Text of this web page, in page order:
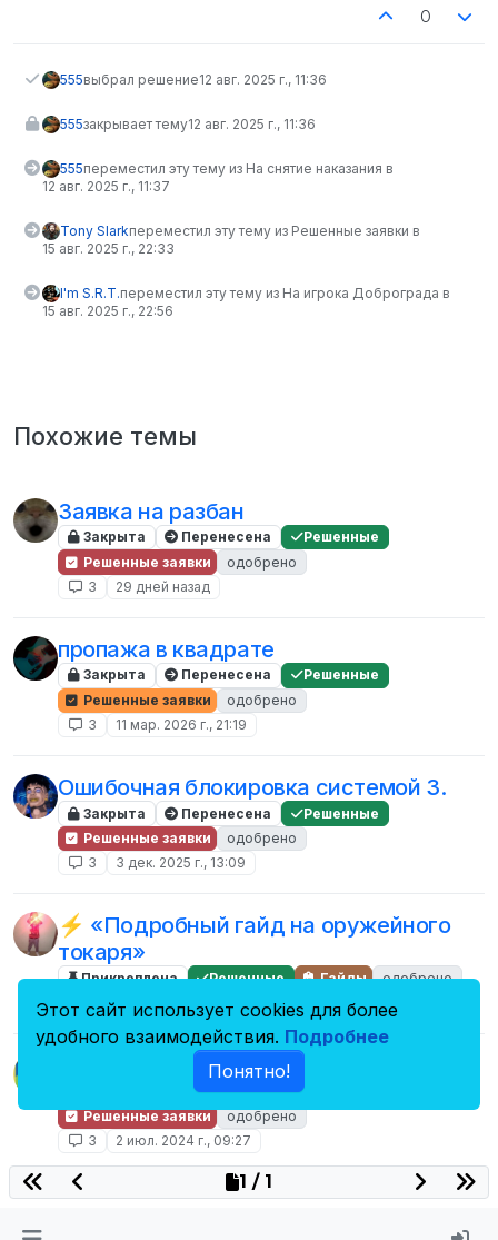
0
555выбрал решение12 авг. 2025 г., 11:36
555закрывает тему12 авг. 2025 г., 11:36
555переместил эту тему из На снятие наказания в
12 авг. 2025 г., 11:37
Tony Slarkпереместил эту тему из Решенные заявки в
15 авг. 2025 г., 22:33
I'm S.R.T.переместил эту тему из На игрока Доброграда в
15 авг. 2025 г., 22:56
Похожие темы
Заявка на разбан
Закрыта Перенесена
Решенные
Решенные заявки
одобрено
3
29 дней назад
пропажа в квадрате
Закрыта Перенесена
Решенные
Решенные заявки
одобрено
3
11 мар. 2026 г., 21:19
Ошибочная блокировка системой 3.
Закрыта Перенесена
Решенные
Решенные заявки
одобрено
3
3 дек. 2025 г., 13:09
⚡ «Подробный гайд на оружейного
токаря»
Прикреплена Решенные Гайды
одобрено
3
27 авг. 2025 г., 16:45
Заявка на разбан
Перенесена
Решенные
Решенные заявки
одобрено
3
2 июл. 2024 г., 09:27
1 / 1
Этот сайт использует cookies для более
удобного взаимодействия. Подробнее
Понятно!